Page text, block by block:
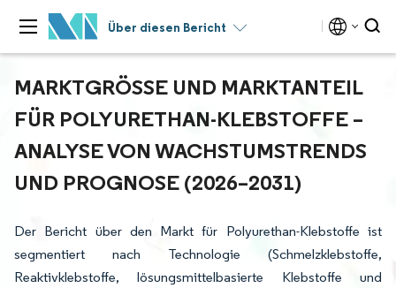
Über diesen Bericht
MARKTGRÖSSE UND MARKTANTEIL F
ÜR POLYURETHAN-KLEBSTOFFE – A
NALYSE VON WACHSTUMSTRENDS U
ND PROGNOSE (2026–2031)
Der Bericht über den Markt für Polyurethan-Klebstoffe ist
segmentiert nach Technologie (Schmelzklebstoffe,
Reaktivklebstoffe, lösungsmittelbasierte Klebstoffe und